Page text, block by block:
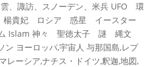
、諏訪、スノーデン、米兵 UFO 環
貴妃 ロシア 惑星 イースター
ム Islam 神々 聖徳太子 謎 縄文
ン ヨーロッパ,宇宙人 与那国島,レプ
レーシア,ナチス・ドイツ,釈迦,地図,